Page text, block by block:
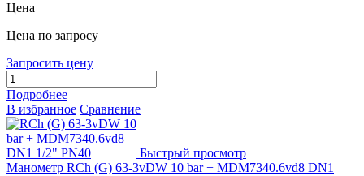
Цена
Цена по запросу
Запросить цену
Подробнее
В избранное Сравнение
Быстрый просмотр
Манометр RCh (G) 63-3vDW 10 bar + MDM7340.6vd8 DN1